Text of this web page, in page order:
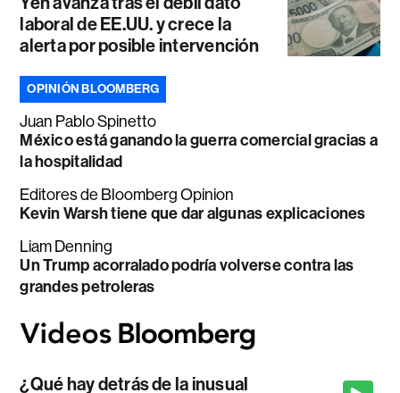
laboral de EE.UU. y crece la
alerta por posible intervención
OPINIÓN BLOOMBERG
Juan Pablo Spinetto
México está ganando la guerra comercial gracias a
la hospitalidad
Editores de Bloomberg Opinion
Kevin Warsh tiene que dar algunas explicaciones
Liam Denning
Un Trump acorralado podría volverse contra las
grandes petroleras
¿Qué hay detrás de la inusual